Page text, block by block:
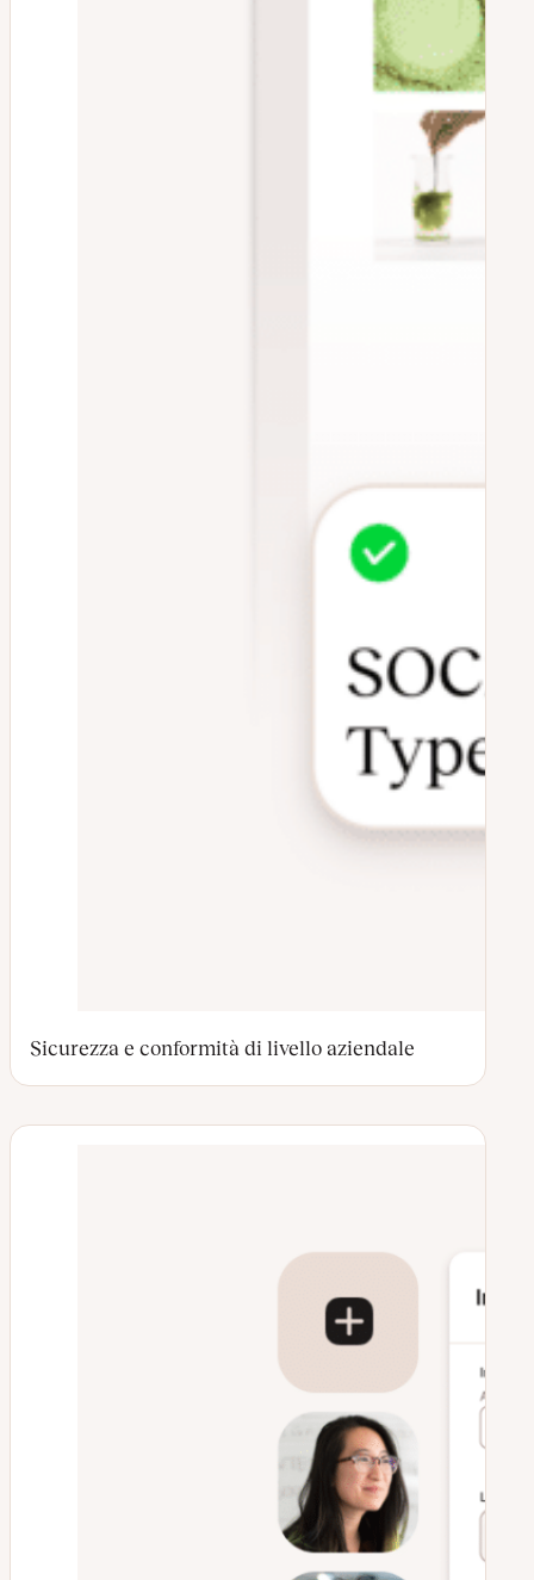
Sicurezza e conformità di livello aziendale